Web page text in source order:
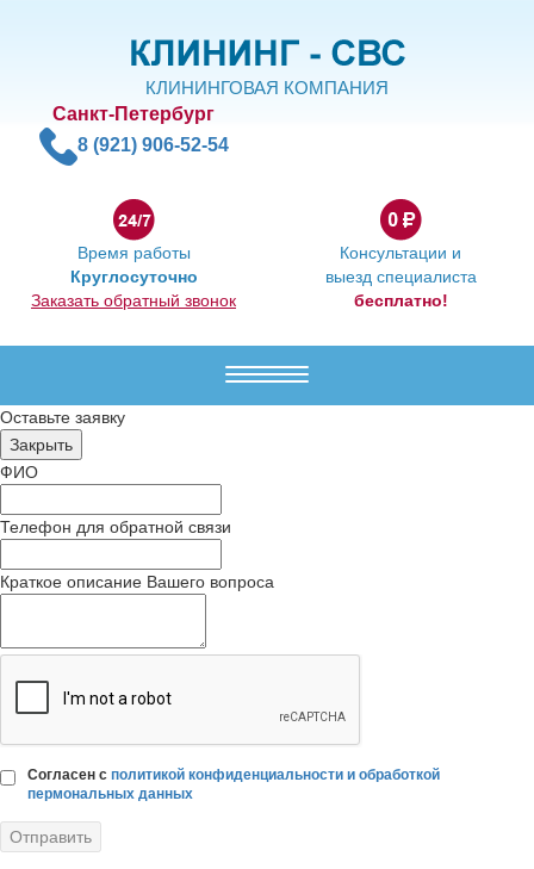
КЛИНИНГОВАЯ КОМПАНИЯ
Санкт-Петербург
8 (921) 906-52-54
Время работы
Круглосуточно
Заказать обратный звонок
Консультации и
выезд специалиста
бесплатно!
Меню
Оставьте заявку
ФИО
Телефон для обратной связи
Краткое описание Вашего вопроса
Согласен с политикой конфиденциальности и обработкой
пермональных данных